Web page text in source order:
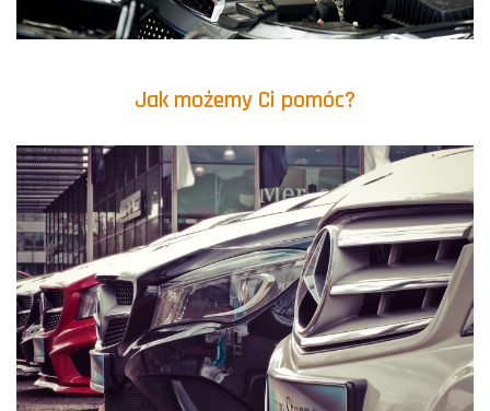
Jak możemy Ci pomóc?